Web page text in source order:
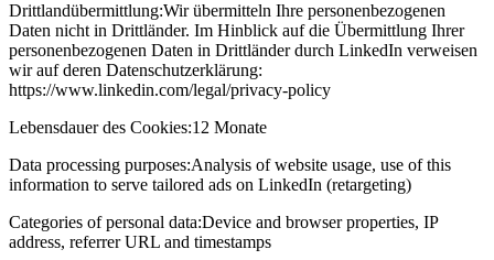
Drittlandübermittlung:Wir übermitteln Ihre personenbezogenen
Daten nicht in Drittländer. Im Hinblick auf die Übermittlung Ihrer
personenbezogenen Daten in Drittländer durch LinkedIn verweisen
wir auf deren Datenschutzerklärung:
https://www.linkedin.com/legal/privacy-policy
Lebensdauer des Cookies:12 Monate
Data processing purposes:Analysis of website usage, use of this
information to serve tailored ads on LinkedIn (retargeting)
Categories of personal data:Device and browser properties, IP
address, referrer URL and timestamps